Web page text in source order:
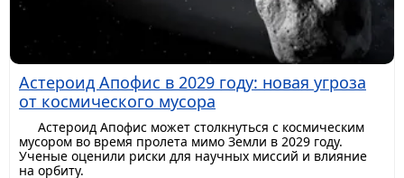
Астероид Апофис в 2029 году: новая угроза
от космического мусора
Астероид Апофис может столкнуться с космическим
мусором во время пролета мимо Земли в 2029 году.
Ученые оценили риски для научных миссий и влияние
на орбиту.